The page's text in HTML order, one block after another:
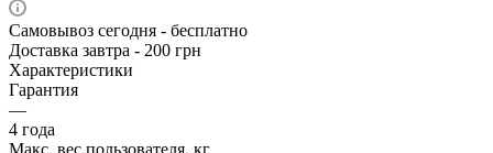
Самовывоз сегодня - бесплатно
Доставка завтра - 200 грн
Характеристики
Гарантия
—
4 года